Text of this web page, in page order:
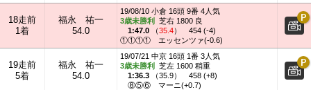
18走前
1着
福永 祐一
54.0
19/08/10 小倉 16頭 9番 4人気
3歳未勝利
芝右 1800 良
1:47.0 （35.4）
454 (-4)
①①①①
エッセンツァ(-0.6)
19走前
5着
福永 祐一
54.0
19/07/21 中京 16頭 1番 3人気
3歳未勝利
芝左 1600 稍重
1:36.3 （35.9）
458 (+8)
⑧⑤⑥
マーニ(+0.7)